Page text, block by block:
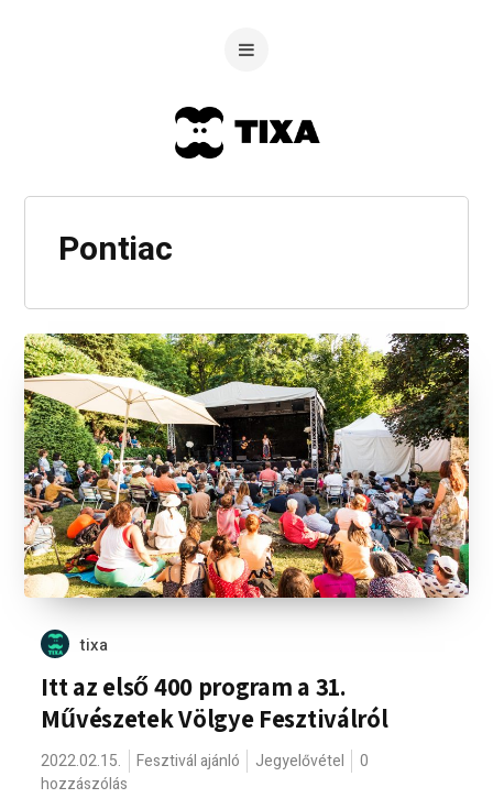
Pontiac
tixa
Itt az első 400 program a 31.
Művészetek Völgye Fesztiválról
2022.02.15. Fesztivál ajánló Jegyelővétel
0
hozzászólás